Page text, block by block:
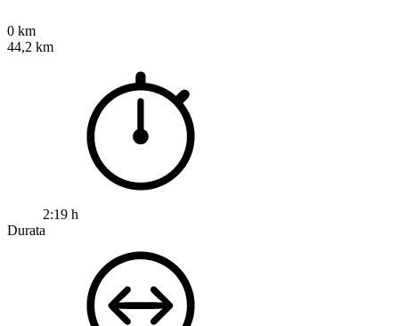
0 km
44,2 km
2:19 h
Durata